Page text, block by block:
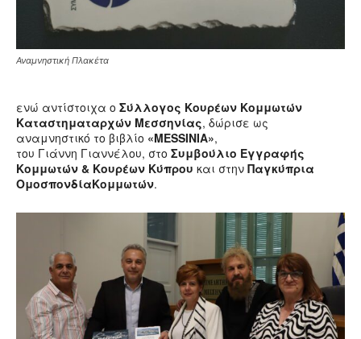
Αναμνηστική Πλακέτα
ενώ αντίστοιχα ο Σύλλογος Κουρέων Κομμωτών
Καταστηματαρχών Μεσσηνίας, δώρισε ως
αναμνηστικό το βιβλίο «MESSINIA»,
του Γιάννη Γιαννέλου, στο Συμβούλιο Εγγραφής
Κομμωτών & Κουρέων Κύπρου και στην Παγκύπρια
ΟμοσπονδίαΚομμωτών.